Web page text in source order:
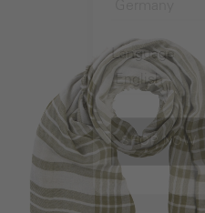
Language
SHOP NOW